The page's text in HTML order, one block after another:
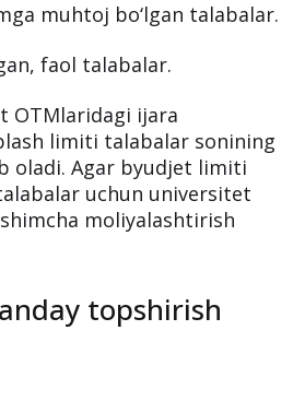
muhtoj bo‘lgan talabalar.
faol talabalar.
OTMlaridagi ijara
limiti talabalar sonining
oladi. Agar byudjet limiti
uchun universitet
moliyalashtirish
topshirish